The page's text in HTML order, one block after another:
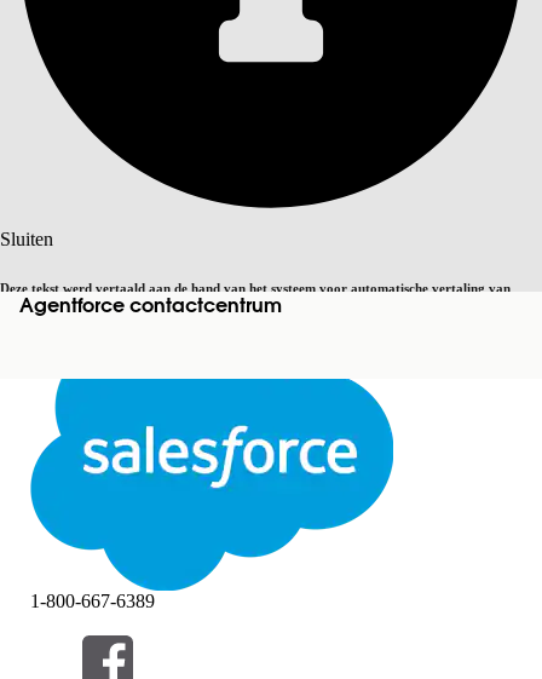
Sluiten
Deze tekst werd vertaald aan de hand van het systeem voor automatische vertaling van
Salesforce. U vindthiermeer details. Overschakelen op Engels
Sluiten Sluiten
Agentforce contactcentrum
Zoeken
Filteren op (0)
1-800-667-6389